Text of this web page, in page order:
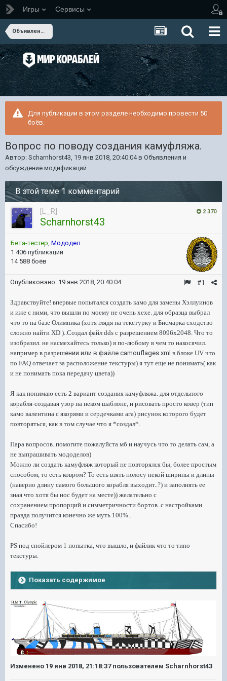
Игры Сервисы
Объявления и обсуждение модификаций
Для публикации в этом разделе необходимо провести 50
боёв.
Вопрос по поводу создания камуфляжа.
Автор: Scharnhorst43, 19 янв 2018, 20:40:04в Объявления и
обсуждение модификаций
В этой теме 1 комментарий
2 370
[L_R]
Scharnhorst43
Бета-тестер, Мододел
1 406 публикаций
14 588 боёв
#1
Опубликовано: 19 янв 2018, 20:40:04
Здравствуйте! впервые попытался создать камо для замены Хэллуинов
и иже с ними, что вышли по моему не очень хехе. для образца выбрал
что то на базе Олимпика (хотя глядя на текстурку и Бисмарка сходство
сложно найти XD )..Создал файл dds с разрешением 8096х2048. Что то
изобразил. не насмехайтесь только) я по-любому в чем то накосячил.
например в разрешении или в файле camouflages.xml в блоке UV что
по FAQ отвечает за расположение текстуры) я тут еще не понимать( как
и не понимать пока передачу цвета))
Я как понимаю есть 2 вариант создания камуфляжа. для отдельного
корабля-создавая узор на неком шаблоне, и рисовать просто ковер (тип
камо валентина с якорями и сердечками ага) рисунок которого будет
повторяться, как в том случае что я *создал*.
Пара вопросов..помогите пожалуйста мб и научусь что то делать сам, а
не выпрашивать мододелов)
Можно ли создать камуфляж который не повторялся бы, более простым
способом, то есть ковром? То есть взять полосу некой ширины и длины
(наверно длину самого большого корабля выходит..?) и заполнять ее
зная что хотя бы нос будет на месте)) желательно с
сохранением пропорций и симметричности бортов..с настройками
правда получится конечно же муть 100%..
Спасибо!
PS под спойлером 1 попытка, что вышло, и файлик что то типо
текстуры.
Показать содержимое
Изменено 19 янв 2018, 21:18:37пользователем Scharnhorst43